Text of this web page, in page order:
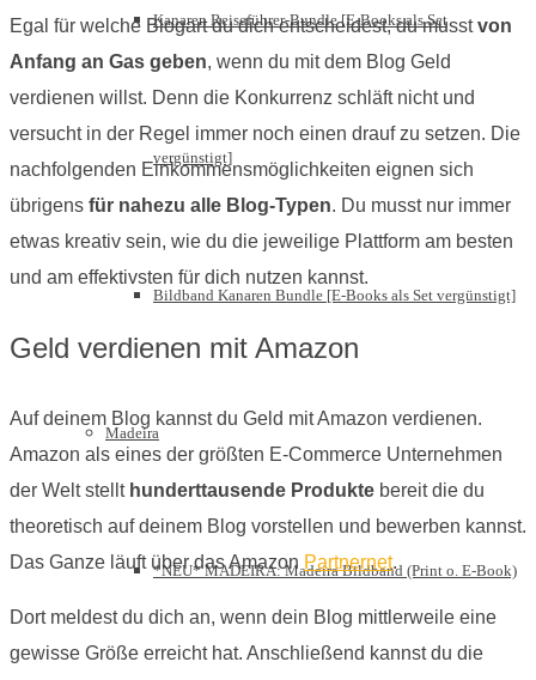
Kanaren Reiseführer-Bundle [E-Books als Set
vergünstigt]
Bildband Kanaren Bundle [E-Books als Set vergünstigt]
Madeira
*NEU* MADEIRA: Madeira Bildband (Print o. E-Book)
Egal für welche Blogart du dich entscheidest, du musstvon
Anfang an Gas geben, wenn du mit dem Blog Geld
verdienen willst. Denn die Konkurrenz schläft nicht und
versucht in der Regel immer noch einen drauf zu setzen. Die
nachfolgenden Einkommensmöglichkeiten eignen sich
übrigens für nahezu alle Blog-Typen. Du musst nur immer
etwas kreativ sein, wie du die jeweilige Plattform am besten
und am effektivsten für dich nutzen kannst.
Geld verdienen mit Amazon
Auf deinem Blog kannst du Geld mit Amazon verdienen.
Amazon als eines der größten E-Commerce Unternehmen
der Welt stellt hunderttausende Produkte bereit die du
theoretisch auf deinem Blog vorstellen und bewerben kannst.
Das Ganze läuft über das Amazon Partnernet.
Dort meldest du dich an, wenn dein Blog mittlerweile eine
gewisse Größe erreicht hat. Anschließend kannst du die